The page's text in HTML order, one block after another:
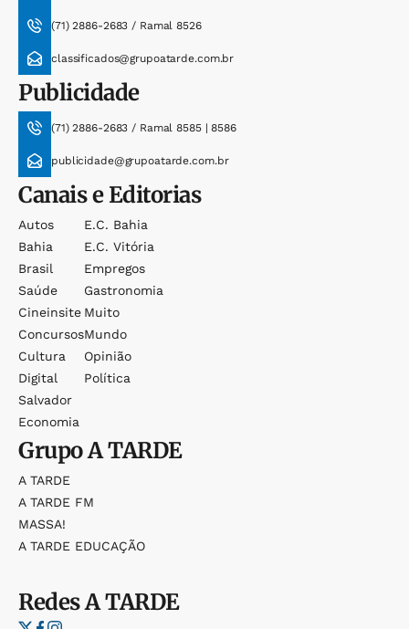
(71) 2886-2683 / Ramal 8526
classificados@grupoatarde.com.br
Publicidade
(71) 2886-2683 / Ramal 8585 | 8586
publicidade@grupoatarde.com.br
Canais e Editorias
Autos
Bahia
Brasil
Saúde
Cineinsite
Concursos
Cultura
Digital
Salvador
Economia
E.c. Bahia
E.c. Vitória
Empregos
Gastronomia
Muito
Mundo
Opinião
Política
GrupoA TARDE
A TARDE
A TARDE FM
MASSA!
A TARDE EDUCAÇÃO
RedesA TARDE